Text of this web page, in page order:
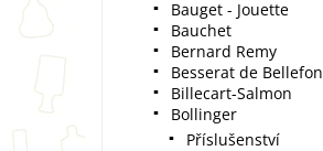
Bauget - Jouette
Bauchet
Bernard Remy
Besserat de Bellefon
Billecart-Salmon
Bollinger
Příslušenství